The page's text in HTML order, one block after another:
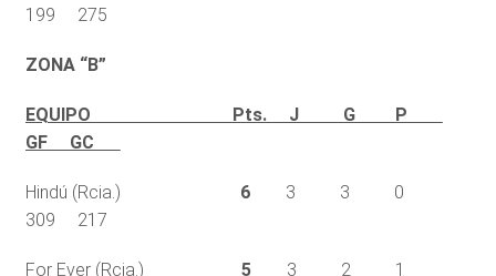
199 275
ZONA “B”
EQUIPO Pts. J G P
GF GC
Hindú (Rcia.) 63 3 0
309 217
For Ever (Rcia.) 53 2 1